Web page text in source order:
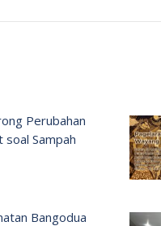
Perubahan
soal Sampah
Bangodua